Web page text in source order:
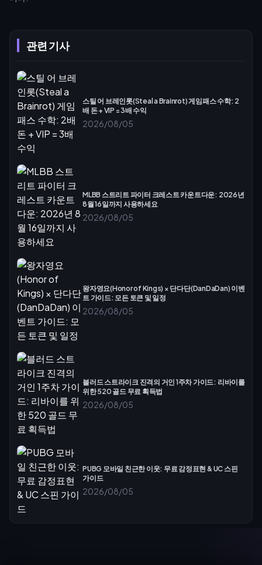
관련 기사
스틸 어 브레인롯(Steal a Brainrot) 게임패스 수학: 2
배 돈 + VIP = 3배 수익
2026/08/05
MLBB 스트리트 파이터 크레스트 카운트다운: 2026년
8월 16일까지 사용하세요
2026/08/05
왕자영요(Honor of Kings) × 단다단(DanDaDan) 이벤
트 가이드: 모든 토큰 및 일정
2026/08/05
블러드 스트라이크 진격의 거인 1주차 가이드: 리바이를
위한 520 골드 무료 획득법
2026/08/05
PUBG 모바일 친근한 이웃: 무료 감정표현 & UC 스핀
가이드
2026/08/05